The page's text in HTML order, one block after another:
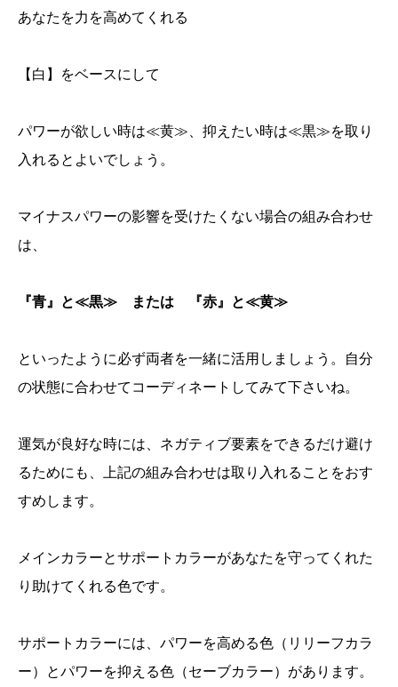
あなたを力を高めてくれる
【白】をベースにして
パワーが欲しい時は≪黄≫、抑えたい時は≪黒≫を取り
入れるとよいでしょう。
マイナスパワーの影響を受けたくない場合の組み合わせ
は、
『青』と≪黒≫ または 『赤』と≪黄≫
といったように必ず両者を一緒に活用しましょう。自分
の状態に合わせてコーディネートしてみて下さいね。
運気が良好な時には、ネガティブ要素をできるだけ避け
るためにも、上記の組み合わせは取り入れることをおす
すめします。
メインカラーとサポートカラーがあなたを守ってくれた
り助けてくれる色です。
サポートカラーには、パワーを高める色（リリーフカラ
ー）とパワーを抑える色（セーブカラー）があります。